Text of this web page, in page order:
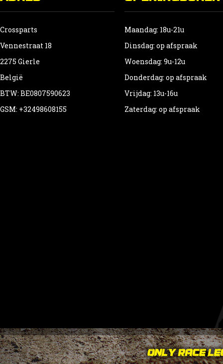
Crossparts
Vennestraat 18
2275 Gierle
België
BTW: BE0807590623
GSM: +32498608155
Maandag: 18u-21u
Dinsdag: op afspraak
Woensdag: 9u-12u
Donderdag: op afspraak
Vrijdag: 13u-16u
Zaterdag: op afspraak